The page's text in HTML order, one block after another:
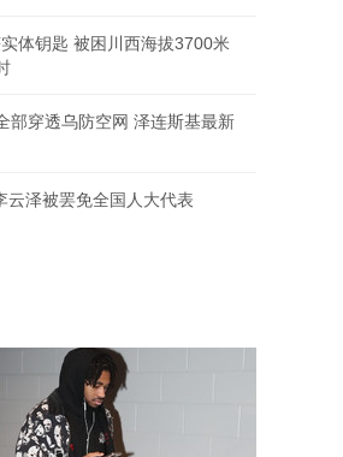
体钥匙 被困川西海拔3700米
部穿透乌防空网 泽连斯基最新
云泽被罢免全国人大代表